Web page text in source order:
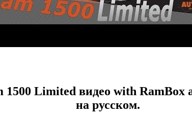
1500 Limited видео with
на русском.